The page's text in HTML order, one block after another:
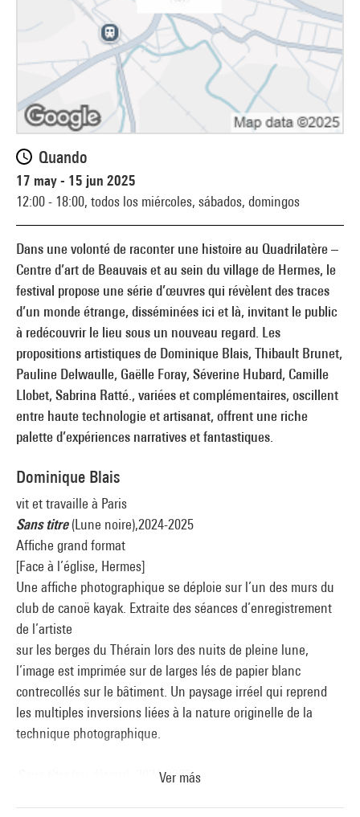
Dans une volonté de raconter une histoire au Quadrilatère –
Centre d’art de Beauvais et au sein du village de Hermes, le
festival propose une série d’œuvres qui révèlent des traces
d’un monde étrange, disséminées ici et là, invitant le public
à redécouvrir le lieu sous un nouveau regard. Les
propositions artistiques de Dominique Blais, Thibault Brunet,
Pauline Delwaulle, Gaëlle Foray, Séverine Hubard, Camille
Llobet, Sabrina Ratté., variées et complémentaires, oscillent
entre haute technologie et artisanat, offrent une riche
palette d’expériences narratives et fantastiques.
Dominique Blais
vit et travaille à Paris
Sans titre(Lune noire),2024-2025
Affiche grand format
[Face à l’église, Hermes]
Une affiche photographique se déploie sur l’un des murs du
club de canoë kayak. Extraite des séances d’enregistrement
de l’artiste
sur les berges du Thérain lors des nuits de pleine lune,
l’image est imprimée sur de larges lés de papier blanc
contrecollés sur le bâtiment. Un paysage irréel qui reprend
les multiples inversions liées à la nature originelle de la
technique photographique.
(au détour), 2024-2025
Ver más
Quando
17 may - 15 jun 2025
12:00 - 18:00, todos los miércoles, sábados, domingos